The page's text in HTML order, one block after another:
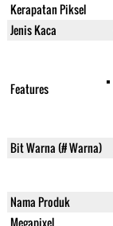
Kerapatan Piksel
Jenis Kaca
Features
Bit Warna (# Warna)
Nama Produk
Megapixel